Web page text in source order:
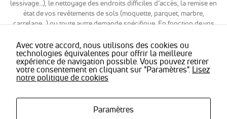
lessivage…), le nettoyage des endroits difficiles d’accès, la remise en
état de vos revêtements de sols (moquette, parquet, marbre,
carrelage…) ou toute autre demande spécifique. En fonction de vos
prenons en charge l’évacuation des déchets éventuels.
Services de ménage en
entreprise
Gestion locative : Relouer en
RETOUR
Avec votre accord, nous utilisons des cookies ou
technologies équivalentes pour offrir la meilleure
expérience de navigation possible. Vous pouvez retirer
votre consentement en cliquant sur "Paramètres". Lisez
notre politique de cookies
Paramètres
pouvoir
personnaliser
des publicités
en fonction
sites ayant la